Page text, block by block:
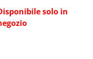
solo in